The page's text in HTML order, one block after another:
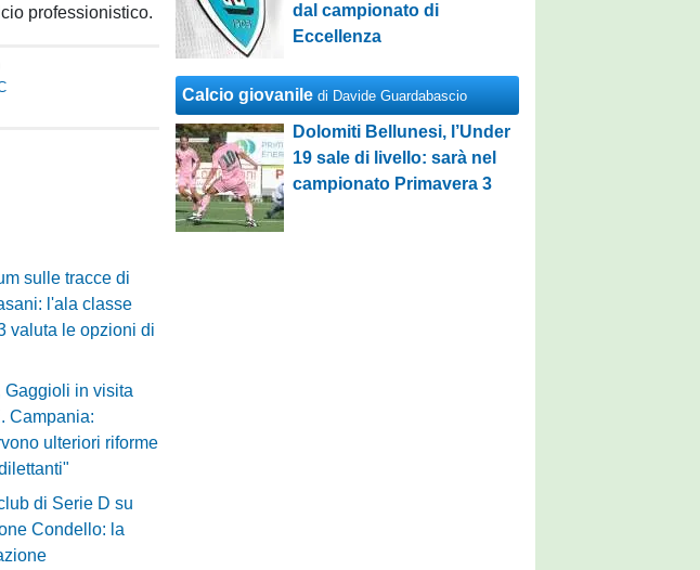
professionistico.
sulle tracce di
l'ala classe
valuta le opzioni di
Gaggioli in visita
Campania:
ulteriori riforme
di Serie D su
Condello: la
dal campionato di
Eccellenza
Calcio giovanile di Davide Guardabascio
Dolomiti Bellunesi, l’Under
19 sale di livello: sarà nel
campionato Primavera 3